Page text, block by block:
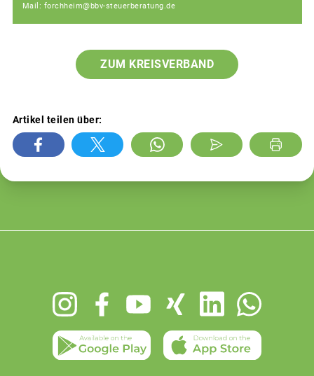
Mail: forchheim@bbv-steuerberatung.de
ZUM KREISVERBAND
Artikel teilen über: